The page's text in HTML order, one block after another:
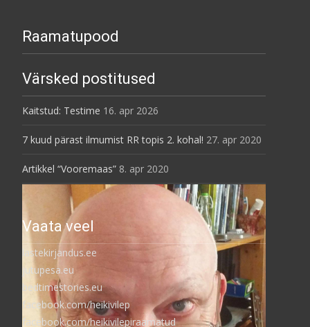
Raamatupood
Värsked postitused
Kaitstud: Testime 16. apr 2026
7 kuud pärast ilmumist RR topis 2. kohal! 27. apr 2020
Artikkel “Vooremaas” 8. apr 2020
Vaata veel
lastekirjandus.ee
jutupesa.eu
bedtimestories.eu
facebook.com/heikivilep
facebook.com/heikivilepiraamatud